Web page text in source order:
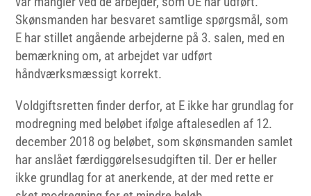
Skønsmanden har besvaret samtlige spørgsmål, som
E har stillet angående arbejderne på 3. salen, med en
bemærkning om, at arbejdet var udført
håndværksmæssigt korrekt.
Voldgiftsretten finder derfor, at E ikke har grundlag for
modregning med beløbet ifølge aftalesedlen af 12.
december 2018 og beløbet, som skønsmanden samlet
har anslået færdiggørelsesudgiften til. Der er heller
ikke grundlag for at anerkende, at der med rette er